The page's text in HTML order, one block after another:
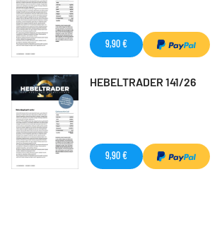
9,90 €
HEBELTRADER 141/26
9,90 €